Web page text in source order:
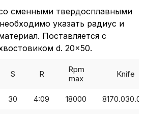
сменными твердосплавными
указать радиус и
Поставляется с
d. 20x50.
S R
Rpm
max
Knife
30 4:09 18000